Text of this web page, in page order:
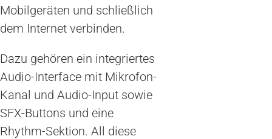
Mobilgeräten und schließlich
dem Internet verbinden.
Dazu gehören ein integriertes
Audio-Interface mit Mikrofon-
Kanal und Audio-Input sowie
SFX-Buttons und eine
Rhythm-Sektion. All diese